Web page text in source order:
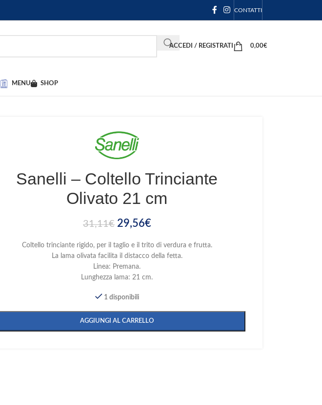
CONTATTI
ACCEDI / REGISTRATI 0,00€
MENU SHOP
Sanelli – Coltello Trinciante
Olivato 21 cm
31,11€ 29,56€
Coltello trinciante rigido, per il taglio e il trito di verdura e frutta.
La lama olivata facilita il distacco della fetta.
Linea: Premana.
Lunghezza lama: 21 cm.
1 disponibili
AGGIUNGI AL CARRELLO